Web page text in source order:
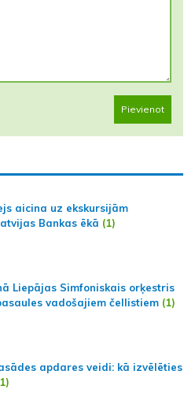
Pievienot
aicina uz ekskursijām
Bankas ēkā (1)
Liepājas Simfoniskais orķestris
vadošajiem čellistiem (1)
apdares veidi: kā izvēlēties